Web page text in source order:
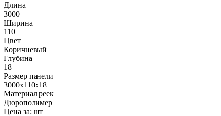
Длина
3000
Ширина
110
Цвет
Коричневый
Глубина
18
Размер панели
3000x110x18
Материал реек
Дюрополимер
Цена за: шт